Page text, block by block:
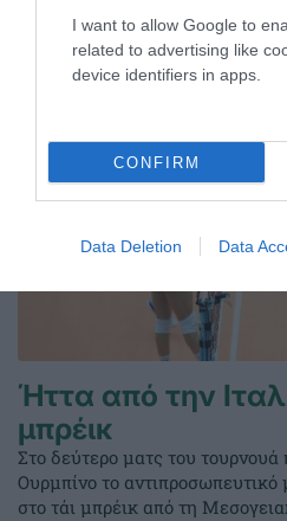
I want to allow Google to
related to advertising like
device identifiers in apps.
CONFIRM
Data Deletion Data
ΤΕΛΕΥΤΑΙΑ ΝΕΑ
Ήττα από την
μπρέικ
Στο δεύτερο ματς του τουρνουά
Ουρμπίνο το
στο τάι μπρέικ από τη